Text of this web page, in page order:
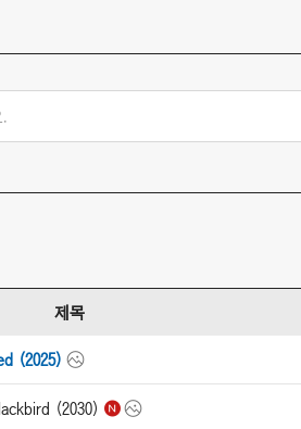
제목
(2025)
(2030)